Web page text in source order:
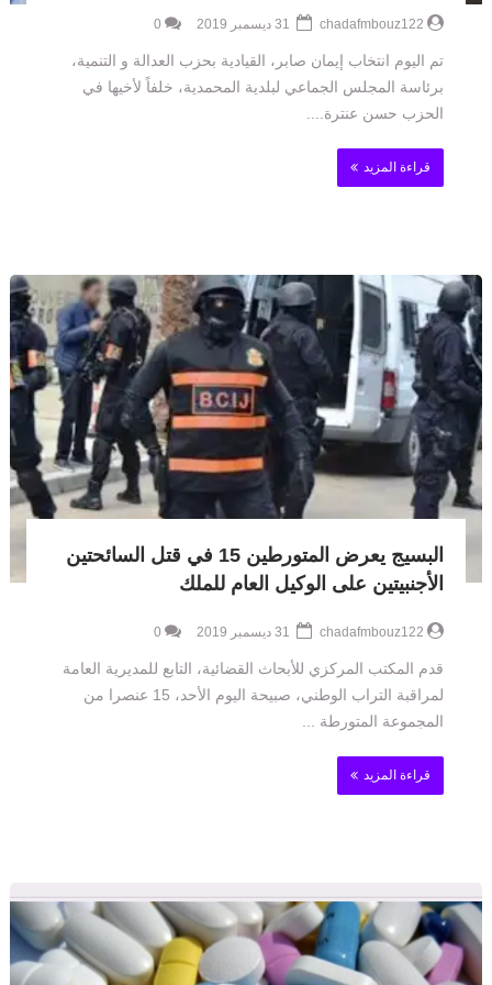
chadafmbouz122
0
تم اليوم انتخاب إيمان صابر، القيادية بحزب العدالة و التنمية،
برئاسة المجلس الجماعي لبلدية المحمدية، خلفاً لأخيها في
الحزب حسن عنترة....
قراءة المزيد
البسيج يعرض المتورطين 15 في قتل السائحتين
الأجنبيتين على الوكيل العام للملك
chadafmbouz122
0
قدم المكتب المركزي للأبحاث القضائية، التابع للمديرية العامة
لمراقبة التراب الوطني، صبيحة اليوم الأحد، 15 عنصرا من
المجموعة المتورطة ...
قراءة المزيد